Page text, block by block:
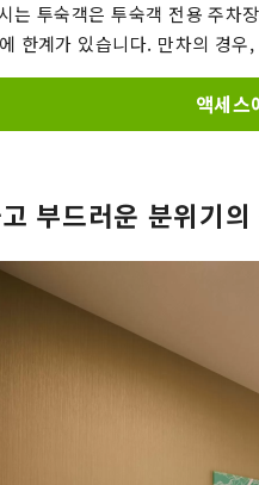
는 투숙객은 투숙객 전용 주차
한계가 있습니다. 만차의 경우
액세스
부드러운 분위기의